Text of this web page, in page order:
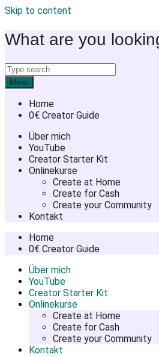
Skip to content
What are you
Menu
Home
0€ Creator Guide
Über mich
YouTube
Creator Starter Kit
Onlinekurse
Create at Home
Create for Cash
Create your Community
Kontakt
Home
0€ Creator Guide
Über mich
YouTube
Creator Starter Kit
Onlinekurse
Create at Home
Create for Cash
Create your Community
Kontakt